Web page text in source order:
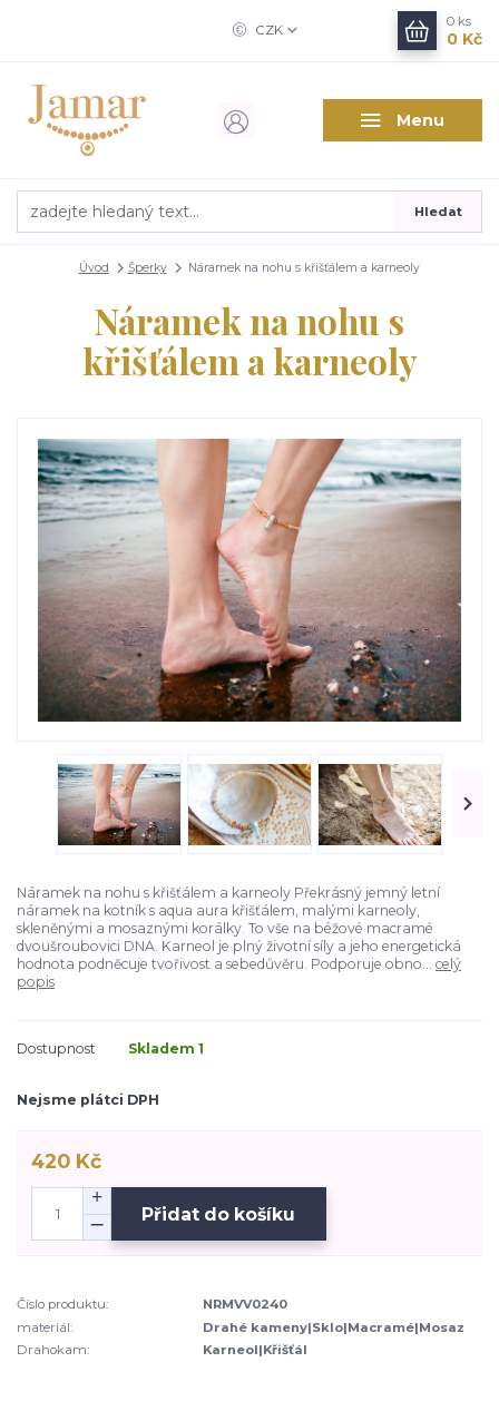
Menu
CZK
Hledat
0 ks
0 Kč
Úvod Šperky Náramek na nohu s křišťálem a karneoly
Náramek na nohu s
křišťálem a karneoly
Náramek na nohu s křišťálem a karneoly Překrásný jemný letní
náramek na kotník s aqua aura křišťálem, malými karneoly,
skleněnými a mosaznými korálky. To vše na béžové macramé
dvoušroubovici DNA. Karneol je plný životní síly a jeho energetická
hodnota podněcuje tvořivost a sebedůvěru. Podporuje obno... celý
popis
Dostupnost Skladem 1
Nejsme plátci DPH
420 Kč
Přidat do košíku
Číslo produktu:
NRMVV0240
materiál:
Drahé kameny|Sklo|Macramé|Mosaz
Drahokam:
Karneol|Křišťál